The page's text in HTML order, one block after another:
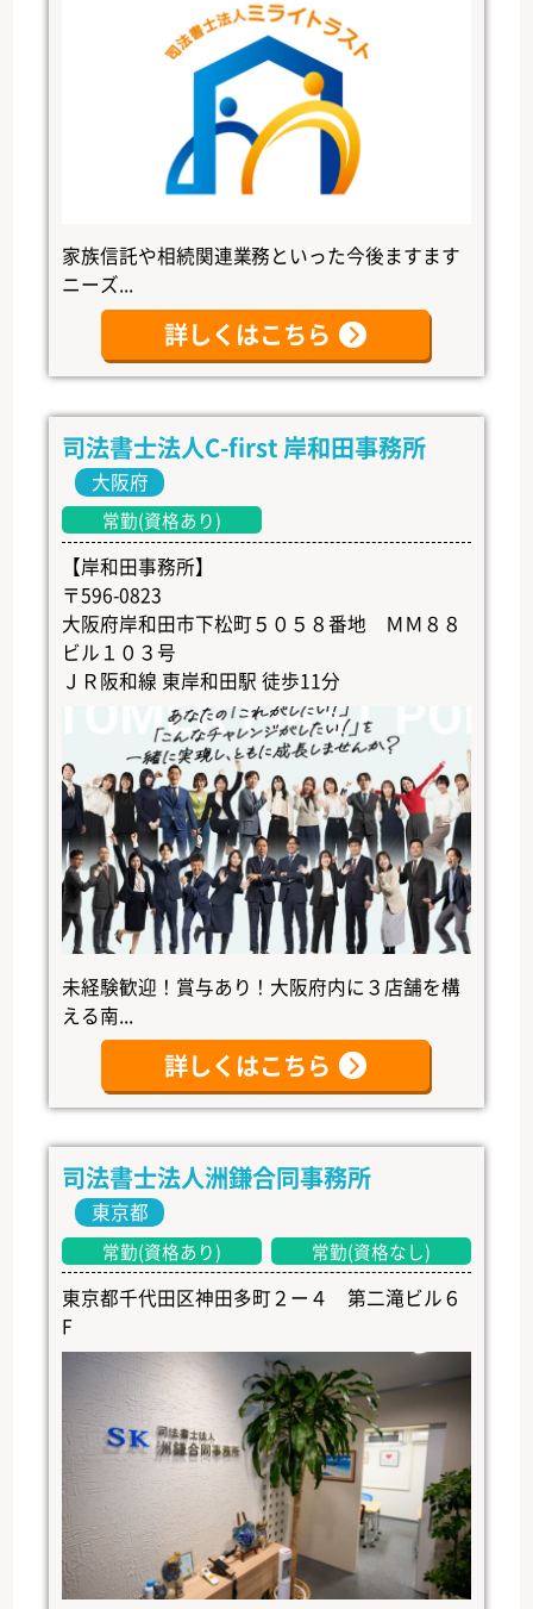
家族信託や相続関連業務といった今後ますます
ニーズ...
詳しくはこちら
司法書士法人C-first 岸和田事務所
大阪府
常勤(資格あり)
【岸和田事務所】
〒596-0823
大阪府岸和田市下松町５０５８番地 ＭＭ８８
ビル１０３号
ＪＲ阪和線 東岸和田駅 徒歩11分
未経験歓迎！賞与あり！大阪府内に３店舗を構
える南...
詳しくはこちら
司法書士法人洲鎌合同事務所
東京都
常勤(資格あり) 常勤(資格なし)
東京都千代田区神田多町２ー４ 第二滝ビル６
F